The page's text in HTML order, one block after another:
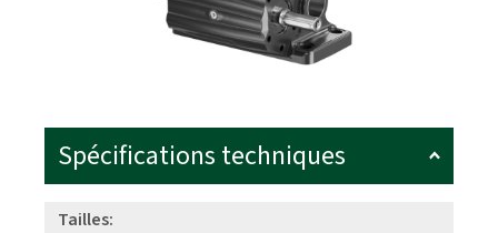
Spécifications techniques
Tailles: